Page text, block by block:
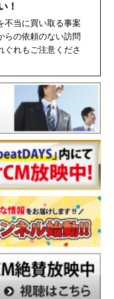
！
不当に買い取る事案
らの依頼のない訪問
ぐれもご注意くださ